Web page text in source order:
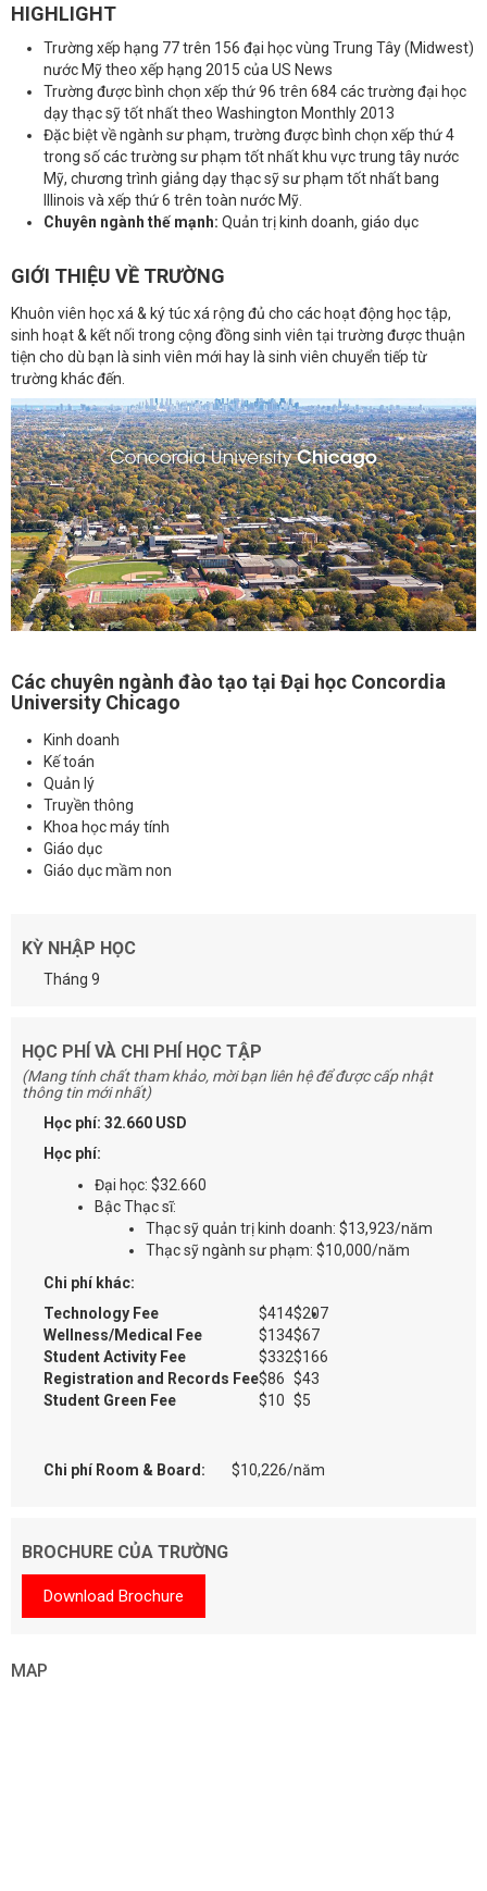
HIGHLIGHT
Trường xếp hạng 77 trên 156 đại học vùng Trung Tây (Midwest)
nước Mỹ theo xếp hạng 2015 của US News
Trường được bình chọn xếp thứ 96 trên 684 các trường đại học
dạy thạc sỹ tốt nhất theo Washington Monthly 2013
Đặc biệt về ngành sư phạm, trường được bình chọn xếp thứ 4
trong số các trường sư phạm tốt nhất khu vực trung tây nước
Mỹ, chương trình giảng dạy thạc sỹ sư phạm tốt nhất bang
Illinois và xếp thứ 6 trên toàn nước Mỹ.
Chuyên ngành thế mạnh: Quản trị kinh doanh, giáo dục
GIỚI THIỆU VỀ TRƯỜNG
Khuôn viên học xá & ký túc xá rộng đủ cho các hoạt động học tập,
sinh hoạt & kết nối trong cộng đồng sinh viên tại trường được thuận
tiện cho dù bạn là sinh viên mới hay là sinh viên chuyển tiếp từ
trường khác đến.
Các chuyên ngành đào tạo tại Đại học Concordia
University Chicago
Kinh doanh
Kế toán
Quản lý
Truyền thông
Khoa học máy tính
Giáo dục
Giáo dục mầm non
KỲ NHẬP HỌC
Tháng 9
HỌC PHÍ VÀ CHI PHÍ HỌC TẬP
(Mang tính chất tham khảo, mời bạn liên hệ để được cấp nhật
thông tin mới nhất)
Học phí: 32.660 USD
Học phí:
Đại học: $32.660
Bậc Thạc sĩ:
Thạc sỹ quản trị kinh doanh: $13,923/năm
Thạc sỹ ngành sư phạm: $10,000/năm
Chi phí khác:
Technology Fee
$414$207
Wellness/Medical Fee
$134$67
Student Activity Fee
$332$166
Registration and Records Fee$86 $43
Student Green Fee
$10 $5
Chi phí Room & Board: $10,226/năm
BROCHURE CỦA TRƯỜNG
Download Brochure
MAP